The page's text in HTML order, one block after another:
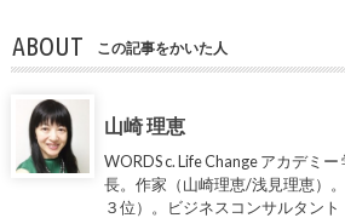
ABOUT この記事をかいた人
山崎 理恵
WORDS c. Life Change アカデミ
長。作家（山崎理恵/浅見理恵）
３位）。ビジネスコンサルタン